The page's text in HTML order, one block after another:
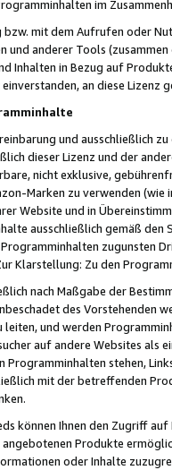
im
mit dem Aufrufen oder
anderer Tools (zusammen
Inhalten in Bezug auf
an diese Lizenz
und ausschließlich
dieser Lizenz und der
nicht exklusive,
Marken zu verwenden
Website und in
ausschließlich gemäß
zugunsten
Klarstellung: Zu den
nach Maßgabe der
des Vorstehenden
und werden
auf andere Websites als
stehen,
mit der betreffenden
können Ihnen den Zugriff
Produkte
oder Inhalte